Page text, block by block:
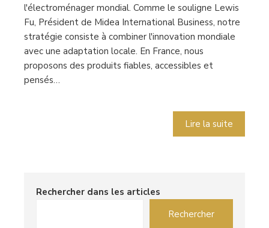
l'électroménager mondial. Comme le souligne Lewis
Fu, Président de Midea International Business, notre
stratégie consiste à combiner l'innovation mondiale
avec une adaptation locale. En France, nous
proposons des produits fiables, accessibles et
pensés…
Lire la suite
Rechercher dans les articles
Rechercher